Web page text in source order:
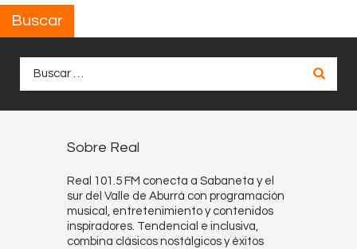
Buscar
Sobre Real
Real 101.5 FM conecta a Sabaneta y el
sur del Valle de Aburrá con programación
musical, entretenimiento y contenidos
inspiradores. Tendencial e inclusiva,
combina clásicos nostálgicos y éxitos